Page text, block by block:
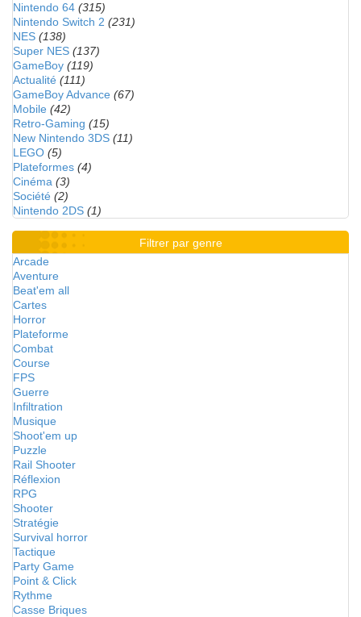
Nintendo 64 (315)
Nintendo Switch 2 (231)
NES (138)
Super NES (137)
GameBoy (119)
Actualité (111)
GameBoy Advance (67)
Mobile (42)
Retro-Gaming (15)
New Nintendo 3DS (11)
LEGO (5)
Plateformes (4)
Cinéma (3)
Société (2)
Nintendo 2DS (1)
Filtrer par genre
Arcade
Aventure
Beat'em all
Cartes
Horror
Plateforme
Combat
Course
FPS
Guerre
Infiltration
Musique
Shoot'em up
Puzzle
Rail Shooter
Réflexion
RPG
Shooter
Stratégie
Survival horror
Tactique
Party Game
Point & Click
Rythme
Casse Briques